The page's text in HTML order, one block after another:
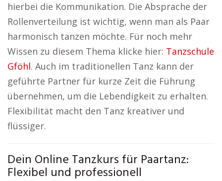
hierbei die Kommunikation. Die Absprache der
Rollenverteilung ist wichtig, wenn man als Paar
harmonisch tanzen möchte. Für noch mehr
Wissen zu diesem Thema klicke hier: Tanzschule
Gföhl. Auch im traditionellen Tanz kann der
geführte Partner für kurze Zeit die Führung
übernehmen, um die Lebendigkeit zu erhalten.
Flexibilität macht den Tanz kreativer und
flüssiger.
Dein Online Tanzkurs für Paartanz:
Flexibel und professionell